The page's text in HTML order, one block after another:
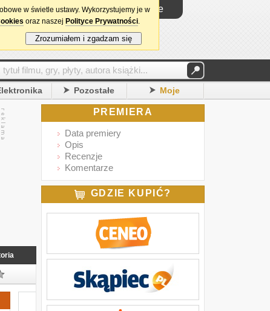
Logowanie
Pozostałe Moje
PREMIERA
Data premiery
Opis
Recenzje
Komentarze
GDZIE KUPIĆ?
w świetle ustawy. Wykorzystujemy je w
oraz naszej Polityce Prywatności.
Zrozumiałem i zgadzam się